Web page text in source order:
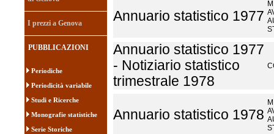
I prezzi a Genova
PUBBLICAZIONI
Periodiche
Periodicità variabile
Studi e Ricerche
Monografie statistiche
Serie Storiche
Annuario statistico 1977
Annuario statistico 1977
- Notiziario statistico
trimestrale 1978
Annuario statistico 1978